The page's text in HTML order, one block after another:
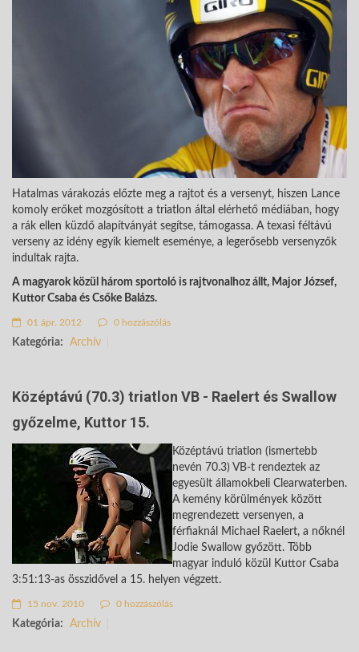
Hatalmas várakozás előzte meg a rajtot és a versenyt, hiszen Lance
komoly erőket mozgósított a triatlon által elérhető médiában, hogy
a rák ellen küzdő alapítványát segítse, támogassa. A texasi féltávú
verseny az idény egyik kiemelt eseménye, a legerősebb versenyzők
indultak rajta.
A magyarok közül három sportoló is rajtvonalhoz állt, Major József,
Kuttor Csaba és Csőke Balázs.
01 ápr. 2012 0 hozzászólás
Kategória: Archív
Középtávú (70.3) triatlon VB - Raelert és Swallow
győzelme, Kuttor 15.
Középtávú triatlon (ismertebb
nevén 70.3) VB-t rendeztek az
egyesült államokbeli Clearwaterben.
A kemény körülmények között
megrendezett versenyen, a
férfiaknál Michael Raelert, a nőknél
Jodie Swallow győzött. Több
magyar induló közül Kuttor Csaba
3:51:13-as összidővel a 15. helyen végzett.
15 nov. 2010 0 hozzászólás
Kategória: Archív